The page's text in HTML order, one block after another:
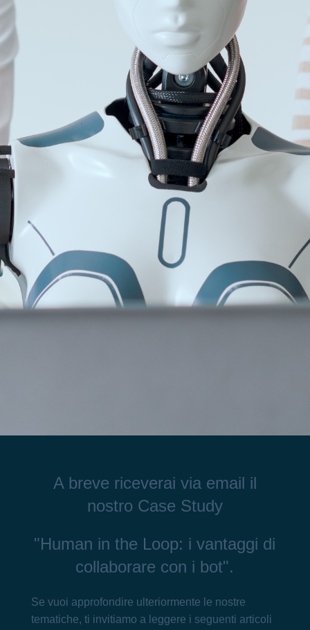
A breve riceverai via email il
nostro Case Study
"Human in the Loop: i vantaggi di
collaborare con i bot".
Se vuoi approfondire ulteriormente le nostre
tematiche, ti invitiamo a leggere i seguenti articoli